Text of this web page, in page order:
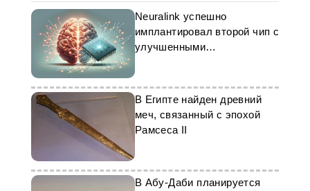
Neuralink успешно
имплантировал второй чип с
улучшенными
В Египте найден древний
меч, связанный с эпохой
Рамсеса II
В Абу-Даби планируется